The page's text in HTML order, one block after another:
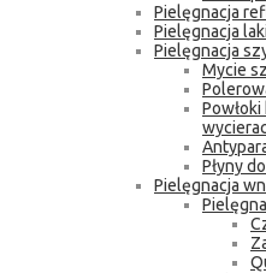
Pielęgnacja
Pielęgnacja
Pielęgnacja
Mycie
Płyny
Pielęgnacja